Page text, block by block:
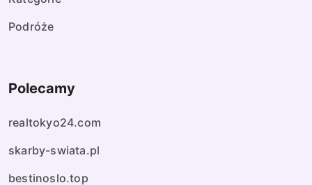
Podróże
Polecamy
realtokyo24.com
skarby-swiata.pl
bestinoslo.top